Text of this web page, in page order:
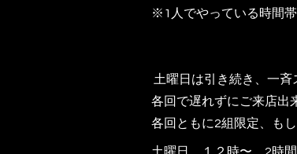
※1人でやっている時間
土曜日は引き続き、一斉
各回で遅れずにご来店出
各回ともに2組限定、も